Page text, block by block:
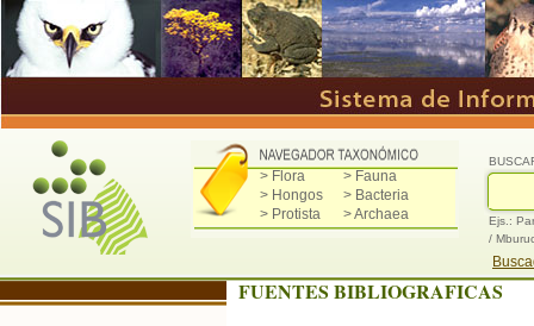
> Flora
> Fauna
> Hongos
> Bacteria
> Protista
> Archaea
Ejs.:
/
FUENTES BIBLIOGRAFICAS